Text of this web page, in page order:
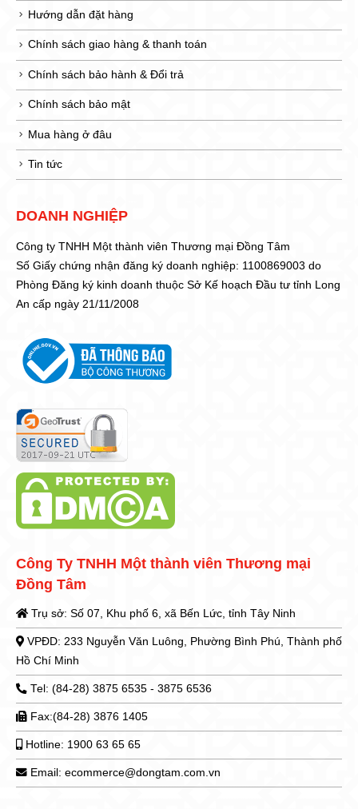
Hướng dẫn đặt hàng
Chính sách giao hàng & thanh toán
Chính sách bảo hành & Đổi trả
Chính sách bảo mật
Mua hàng ở đâu
Tin tức
DOANH NGHIỆP
Công ty TNHH Một thành viên Thương mại Đồng Tâm
Số Giấy chứng nhận đăng ký doanh nghiệp: 1100869003 do
Phòng Đăng ký kinh doanh thuộc Sở Kế hoạch Đầu tư tỉnh Long
An cấp ngày 21/11/2008
Công Ty TNHH Một thành viên Thương mại
Đồng Tâm
Trụ sở: Số 07, Khu phố 6, xã Bến Lức, tỉnh Tây Ninh
VPĐD: 233 Nguyễn Văn Luông, Phường Bình Phú, Thành phố
Hồ Chí Minh
Tel: (84-28) 3875 6535 - 3875 6536
Fax:(84-28) 3876 1405
Hotline: 1900 63 65 65
Email: ecommerce@dongtam.com.vn